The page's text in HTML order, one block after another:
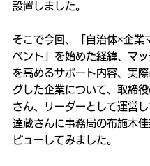
設置しました。
そこで今回、「自治体×企業
ベント」を始めた経緯、マ
を高めるサポート内容、実
グした企業について、取締
さん、リーダーとして運営し
達蔵さんに事務局の布施木
ビューしてみました。